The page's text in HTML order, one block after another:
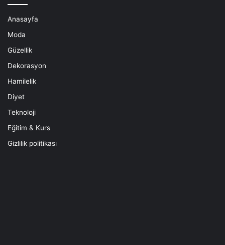
Anasayfa
Moda
Güzellik
Dekorasyon
Hamilelik
Diyet
Teknoloji
Eğitim & Kurs
Gizlilik politikası